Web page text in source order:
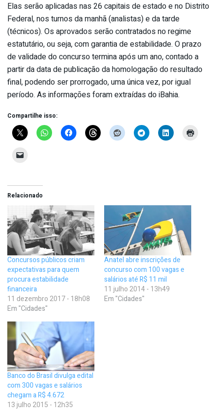
Elas serão aplicadas nas 26 capitais de estado e no Distrito
Federal, nos turnos da manhã (analistas) e da tarde
(técnicos). Os aprovados serão contratados no regime
estatutário, ou seja, com garantia de estabilidade. O prazo
de validade do concurso termina após um ano, contado a
partir da data de publicação da homologação do resultado
final, podendo ser prorrogado, uma única vez, por igual
período. As informações foram extraídas do iBahia.
Compartilhe isso:
Relacionado
Concursos públicos criam
expectativas para quem
procura estabilidade
financeira
11 dezembro 2017 - 18h08
Em "Cidades"
Anatel abre inscrições de
concurso com 100 vagas e
salários até R$ 11 mil
11 julho 2014 - 13h49
Em "Cidades"
Banco do Brasil divulga edital
com 300 vagas e salários
chegam a R$ 4.672
13 julho 2015 - 12h35